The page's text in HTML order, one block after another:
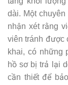
dài. Một
nhận xét rằng
viên tránh được
khai, có những
hồ sơ bị trả lại
cần thiết để